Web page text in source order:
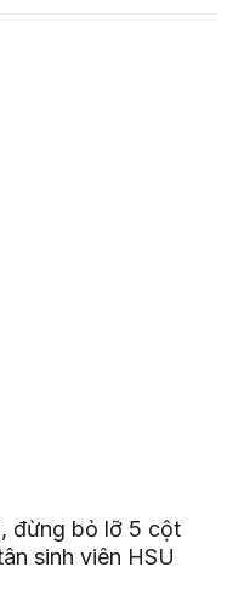
đừng bỏ lỡ 5 cột
sinh viên HSU